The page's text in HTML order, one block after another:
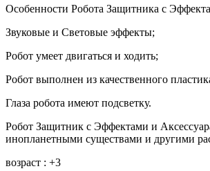
Особенности Робота Защитника с
Звуковые и Световые эффекты;
Робот умеет двигаться и ходить;
Робот выполнен из качественного
Глаза робота имеют подсветку.
Робот Защитник с Эффектами и
инопланетными существами и другими
возраст : +3